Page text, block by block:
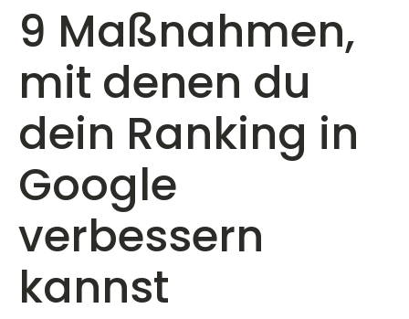
9 Maßnahmen,
mit denen du
dein Ranking in
Google
verbessern
kannst